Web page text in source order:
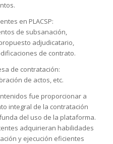
en PLACSP:
de subsanación,
adjudicatario,
de contrato.
de contratación:
de actos, etc.
fue proporcionar a
integral de la contratación
del uso de la plataforma.
adquirieran habilidades
y ejecución eficientes